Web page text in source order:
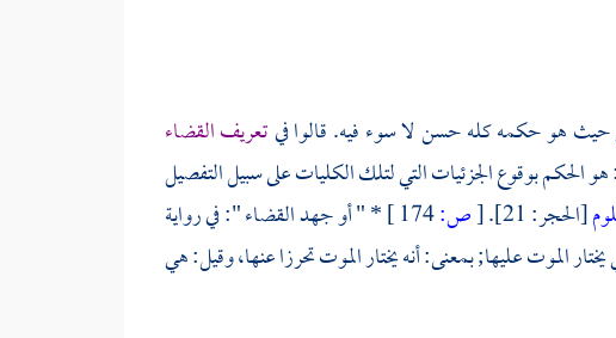
حيث هو حكمه كله حسن لا سوء فيه. قالوا فيتعريف القضاء
الحكم بوقوع الجزئيات التي لتلك الكليات على سبيل التفصيل
[الحجر: 21]. [ص:
* " أو جهد القضاء ": في رواية
الموت عليها; بمعنى: أنه يختار الموت تحرزا عنها، وقيل: هي